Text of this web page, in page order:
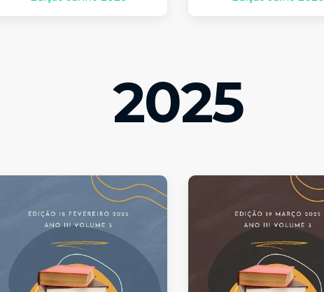
2025